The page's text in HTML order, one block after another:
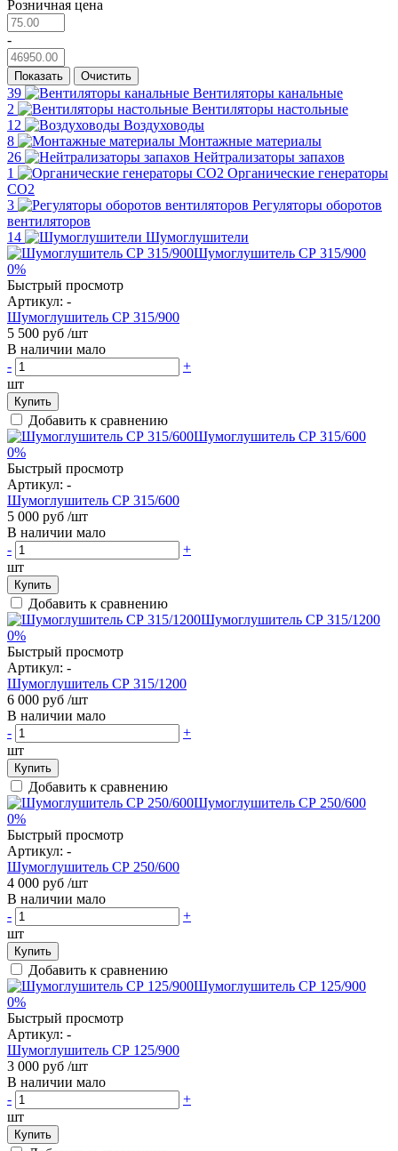
Розничная цена
-
Показать Очистить
39
Вентиляторы канальные
2
Вентиляторы настольные
12
Воздуховоды
8
Монтажные материалы
26
Нейтрализаторы запахов
1
Органические генераторы
СО2
3
Регуляторы оборотов
вентиляторов
14
Шумоглушители
0%
Быстрый просмотр
Артикул: -
Шумоглушитель СР 315/900
5 500 руб /шт
В наличии мало
-
+
шт
Купить
Добавить к сравнению
0%
Быстрый просмотр
Артикул: -
Шумоглушитель СР 315/600
5 000 руб /шт
В наличии мало
-
+
шт
Купить
Добавить к сравнению
0%
Быстрый просмотр
Артикул: -
Шумоглушитель СР 315/1200
6 000 руб /шт
В наличии мало
-
+
шт
Купить
Добавить к сравнению
0%
Быстрый просмотр
Артикул: -
Шумоглушитель СР 250/600
4 000 руб /шт
В наличии мало
-
+
шт
Купить
Добавить к сравнению
0%
Быстрый просмотр
Артикул: -
Шумоглушитель СР 125/900
3 000 руб /шт
В наличии мало
-
+
шт
Купить